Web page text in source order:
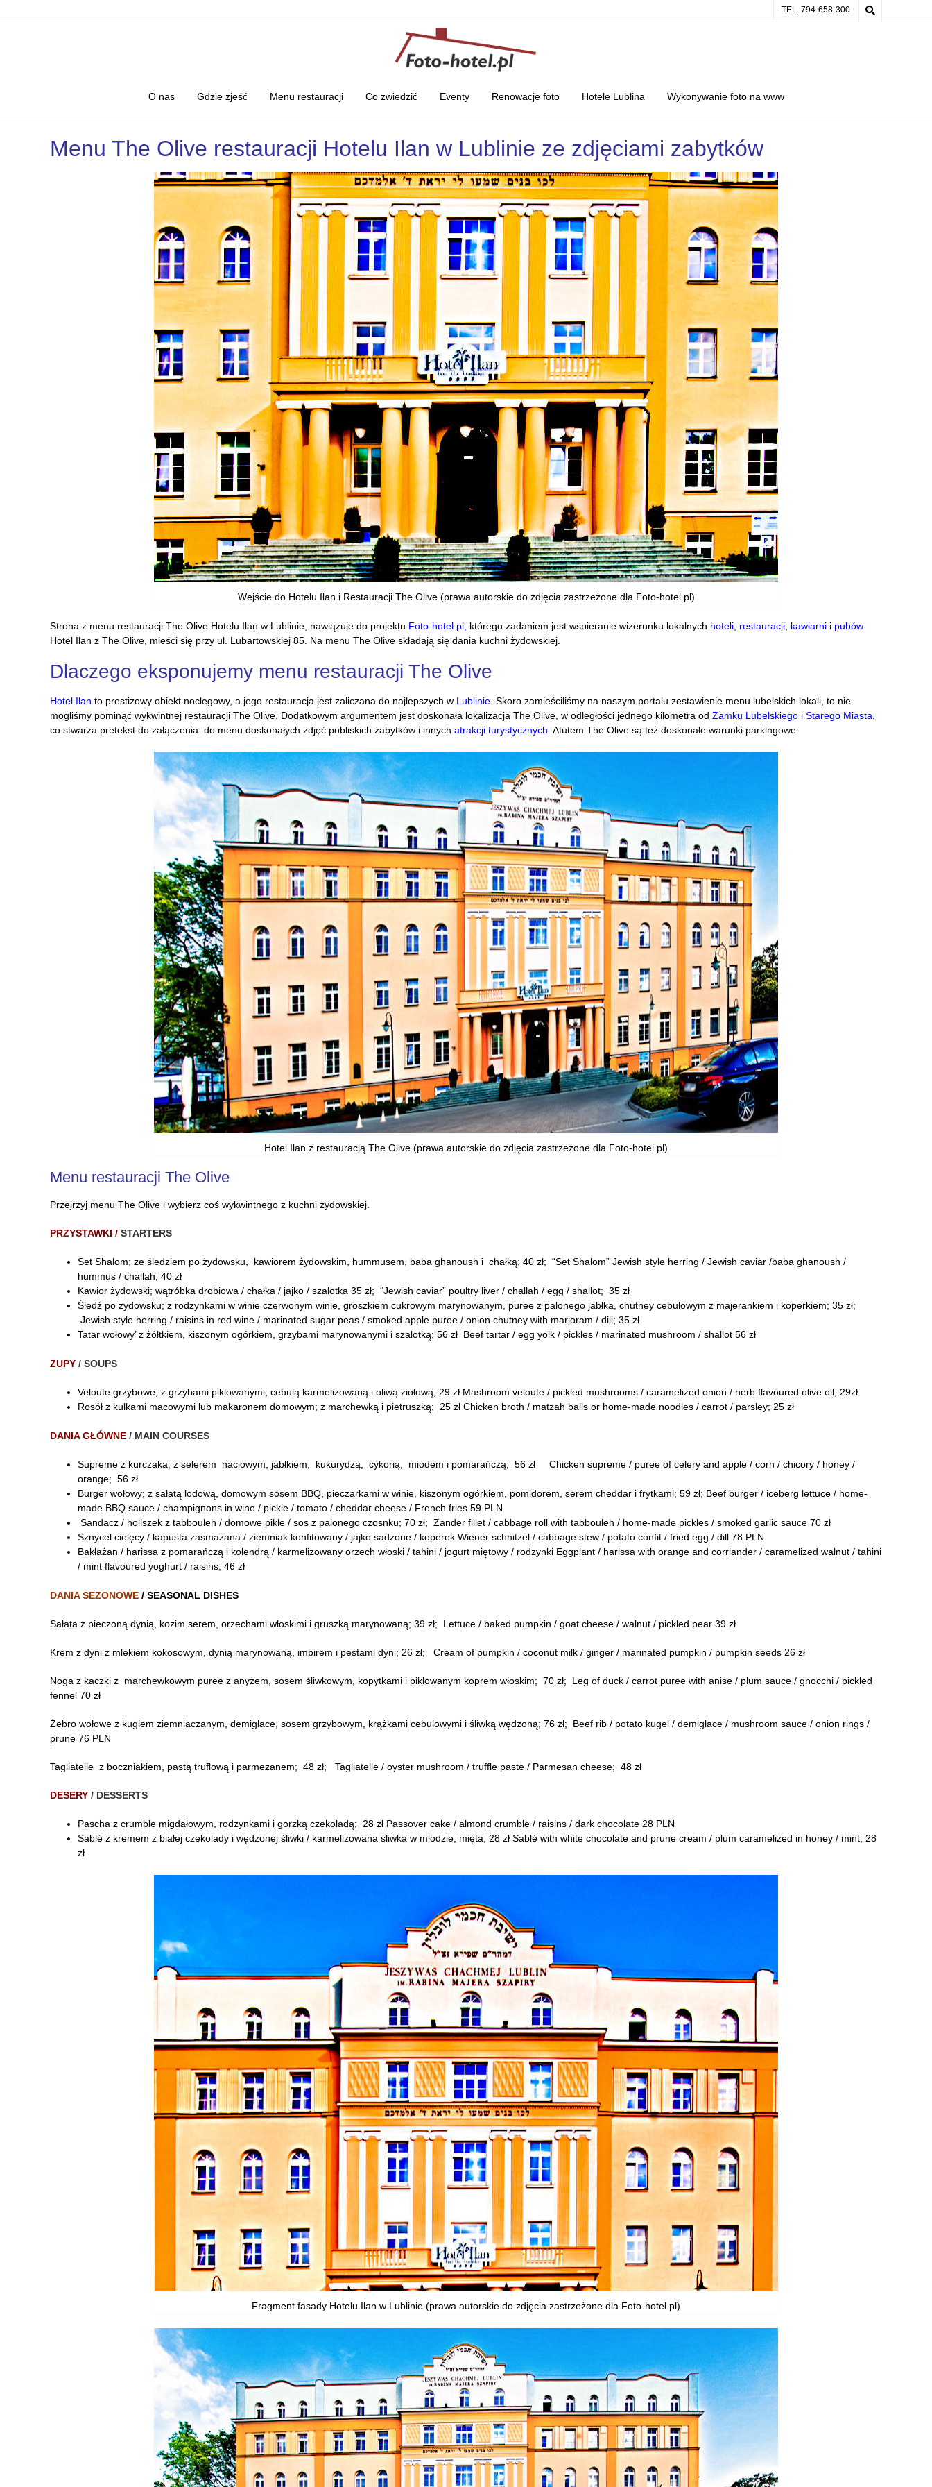
TEL. 794-658-300
O nas Gdzie zjeść Menu restauracji Co zwiedzić Eventy Renowacje foto Hotele Lublina Wykonywanie foto na www
Menu The Olive restauracji Hotelu Ilan w Lublinie ze zdjęciami zabytków
Wejście do Hotelu Ilan i Restauracji The Olive (prawa autorskie do zdjęcia zastrzeżone dla Foto-hotel.pl)
Strona z menu restauracji The Olive Hotelu Ilan w Lublinie, nawiązuje do projektu Foto-hotel.pl, którego zadaniem jest wspieranie wizerunku lokalnych hoteli restauracji kawiarni i pubów.
Hotel Ilan z The Olive, mieści się przy ul. Lubartowskiej 85. Na menu The Olive składają się dania kuchni żydowskiej.
Dlaczego eksponujemy menu restauracji The Olive
Hotel Ilan to prestiżowy obiekt noclegowy, a jego restauracja jest zaliczana do najlepszych w Lublinie . Skoro zamieściliśmy na naszym portalu zestawienie menu lubelskich lokali, to nie
mogliśmy pominąć wykwintnej restauracji The Olive. Dodatkowym argumentem jest doskonała lokalizacja The Olive, w odległości jednego kilometra od Zamku Lubelskiego i Starego Miasta
co stwarza pretekst do załączenia do menu doskonałych zdjęć pobliskich zabytków i innych atrakcji turystycznych . Atutem The Olive są też doskonałe warunki parkingowe.
Hotel Ilan z restauracją The Olive (prawa autorskie do zdjęcia zastrzeżone dla Foto-hotel.pl)
Menu restauracji The Olive
Przejrzyj menu The Olive i wybierz coś wykwintnego z kuchni żydowskiej.
PRZYSTAWKI / STARTERS
Set Shalom; ze śledziem po żydowsku, kawiorem żydowskim, hummusem, baba ghanoush i chałką; 40 zł; “Set Shalom” Jewish style herring / Jewish caviar /baba ghanoush /
hummus / challah; 40 zł
Kawior żydowski; wątróbka drobiowa / chałka / jajko / szalotka 35 zł; “Jewish caviar” poultry liver / challah / egg / shallot; 35 zł
Śledź po żydowsku; z rodzynkami w winie czerwonym winie, groszkiem cukrowym marynowanym, puree z palonego jabłka, chutney cebulowym z majerankiem i koperkiem; 35 zł;
Jewish style herring / raisins in red wine / marinated sugar peas / smoked apple puree / onion chutney with marjoram / dill; 35 zł
Tatar wołowy’ z żółtkiem, kiszonym ogórkiem, grzybami marynowanymi i szalotką; 56 zł Beef tartar / egg yolk / pickles / marinated mushroom / shallot 56 zł
ZUPY / SOUPS
Veloute grzybowe; z grzybami piklowanymi; cebulą karmelizowaną i oliwą ziołową; 29 zł Mashroom veloute / pickled mushrooms / caramelized onion / herb flavoured olive oil; 29zł
Rosół z kulkami macowymi lub makaronem domowym; z marchewką i pietruszką; 25 zł Chicken broth / matzah balls or home-made noodles / carrot / parsley; 25 zł
DANIA GŁÓWNE / MAIN COURSES
Supreme z kurczaka; z selerem naciowym, jabłkiem, kukurydzą, cykorią, miodem i pomarańczą; 56 zł Chicken supreme / puree of celery and apple / corn / chicory / honey /
orange; 56 zł
Burger wołowy; z sałatą lodową, domowym sosem BBQ, pieczarkami w winie, kiszonym ogórkiem, pomidorem, serem cheddar i frytkami; 59 zł; Beef burger / iceberg lettuce / home-
made BBQ sauce / champignons in wine / pickle / tomato / cheddar cheese / French fries 59 PLN
Sandacz / holiszek z tabbouleh / domowe pikle / sos z palonego czosnku; 70 zł; Zander fillet / cabbage roll with tabbouleh / home-made pickles / smoked garlic sauce 70 zł
Sznycel cielęcy / kapusta zasmażana / ziemniak konfitowany / jajko sadzone / koperek Wiener schnitzel / cabbage stew / potato confit / fried egg / dill 78 PLN
Bakłażan / harissa z pomarańczą i kolendrą / karmelizowany orzech włoski / tahini / jogurt miętowy / rodzynki Eggplant / harissa with orange and corriander / caramelized walnut / tahini
/ mint flavoured yoghurt / raisins; 46 zł
DANIA SEZONOWE / SEASONAL DISHES
Sałata z pieczoną dynią, kozim serem, orzechami włoskimi i gruszką marynowaną; 39 zł; Lettuce / baked pumpkin / goat cheese / walnut / pickled pear 39 zł
Krem z dyni z mlekiem kokosowym, dynią marynowaną, imbirem i pestami dyni; 26 zł; Cream of pumpkin / coconut milk / ginger / marinated pumpkin / pumpkin seeds 26 zł
Noga z kaczki z marchewkowym puree z anyżem, sosem śliwkowym, kopytkami i piklowanym koprem włoskim; 70 zł; Leg of duck / carrot puree with anise / plum sauce / gnocchi / pickled
fennel 70 zł
Żebro wołowe z kuglem ziemniaczanym, demiglace, sosem grzybowym, krążkami cebulowymi i śliwką wędzoną; 76 zł; Beef rib / potato kugel / demiglace / mushroom sauce / onion rings /
prune 76 PLN
Tagliatelle z boczniakiem, pastą truflową i parmezanem; 48 zł; Tagliatelle / oyster mushroom / truffle paste / Parmesan cheese; 48 zł
DESERY / DESSERTS
Pascha z crumble migdałowym, rodzynkami i gorzką czekoladą; 28 zł Passover cake / almond crumble / raisins / dark chocolate 28 PLN
Sablé z kremem z białej czekolady i wędzonej śliwki / karmelizowana śliwka w miodzie, mięta; 28 zł Sablé with white chocolate and prune cream / plum caramelized in honey / mint; 28
zł
Fragment fasady Hotelu Ilan w Lublinie (prawa autorskie do zdjęcia zastrzeżone dla Foto-hotel.pl)